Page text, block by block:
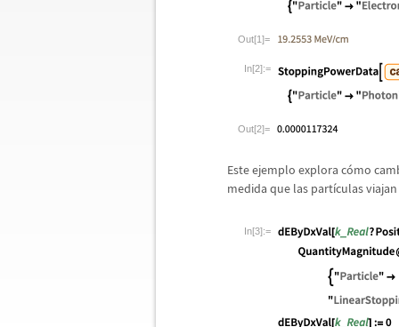
Out[1]=
In[2]:=
Out[2]=
Este ejemplo explora cómo
medida que las partículas
In[3]:=